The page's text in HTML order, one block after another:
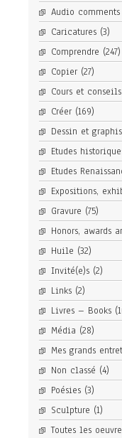
Audio comments
Caricatures (3)
Comprendre (247)
Copier (27)
Cours et
Créer (169)
Dessin et
Etudes
Etudes
Expositions,
Gravure (75)
Honors, awards
Huile (32)
Invité(e)s (2)
Links (2)
Livres – Books
Média (28)
Mes grands
Non classé (4)
Poésies (3)
Sculpture (1)
Toutes les